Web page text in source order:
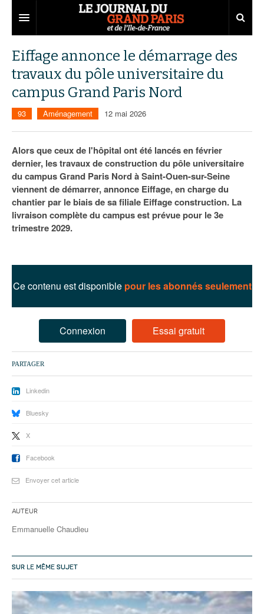
Territoires
Aménagement
Collectivités
Services urbains
Entreprises
Développement économique
Attractivité
Innovation
Transport
Départements
77
78
91
93
94
Nominations
Portraits
Agenda
Les Assises du Grand Paris
Éditions précédentes
Le podcast
Ecouter les épisodes
Eiffage annonce le démarrage des
travaux du pôle universitaire du
campus Grand Paris Nord
93 Aménagement 12 mai 2026
Alors que ceux de l'hôpital ont été lancés en février
dernier, les travaux de construction du pôle universitaire
du campus Grand Paris Nord à Saint-Ouen-sur-Seine
viennent de démarrer, annonce Eiffage, en charge du
chantier par le biais de sa filiale Eiffage construction. La
livraison complète du campus est prévue pour le 3e
trimestre 2029.
Ce contenu est disponible pour les abonnés seulement
Connexion Essai gratuit
PARTAGER
Linkedin
Bluesky
X
Facebook
Envoyer cet article
Auteur
Emmanuelle Chaudieu
SUR LE MÊME SUJET